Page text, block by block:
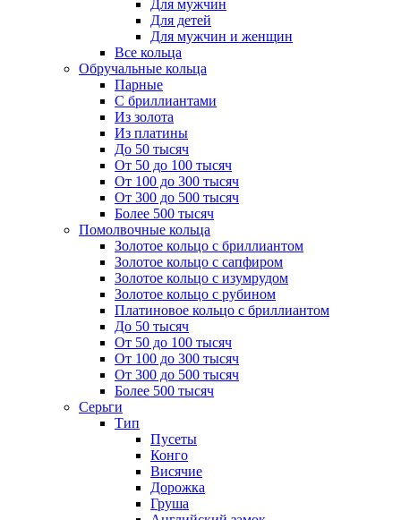
Для мужчин
Для детей
Для мужчин и женщин
Все кольца
Обручальные кольца
Парные
С бриллиантами
Из золота
Из платины
До 50 тысяч
От 50 до 100 тысяч
От 100 до 300 тысяч
От 300 до 500 тысяч
Более 500 тысяч
Помолвочные кольца
Золотое кольцо с бриллиантом
Золотое кольцо с сапфиром
Золотое кольцо с изумрудом
Золотое кольцо с рубином
Платиновое кольцо с бриллиантом
До 50 тысяч
От 50 до 100 тысяч
От 100 до 300 тысяч
От 300 до 500 тысяч
Более 500 тысяч
Серьги
Тип
Пусеты
Конго
Висячие
Дорожка
Груша